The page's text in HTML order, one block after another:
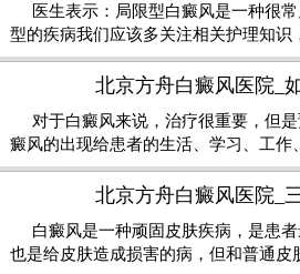
医生表示：局限型白癜风是一种很常
型的疾病我们应该多关注相关护理知识
北京方舟白癜风医院_
对于白癜风来说，治疗很重要，但是
癜风的出现给患者的生活、学习、工作
北京方舟白癜风医院_
白癜风是一种顽固皮肤疾病，是患者
也是给皮肤造成损害的病，但和普通皮